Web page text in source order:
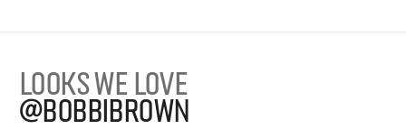
LOOKS WE LOVE
@BOBBIBROWN